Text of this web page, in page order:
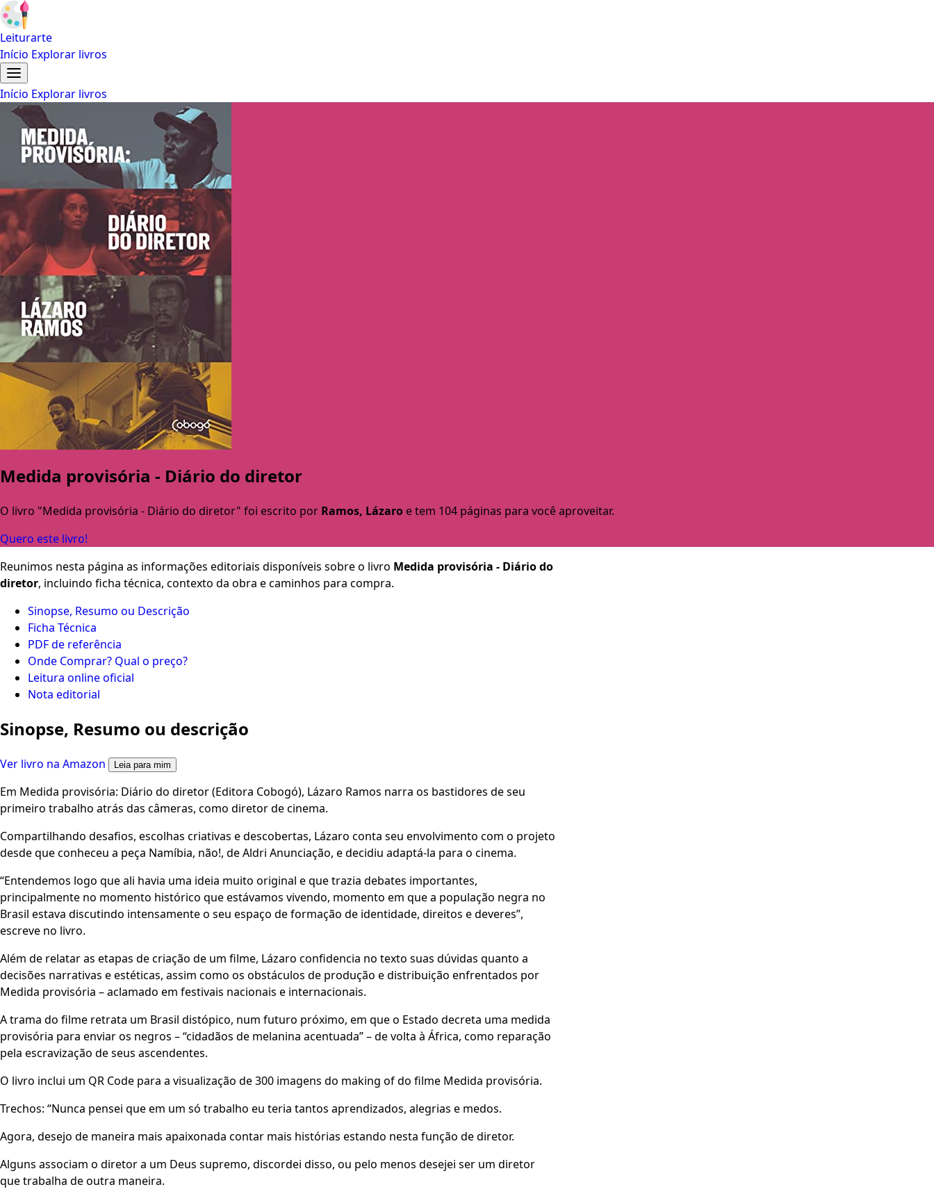
Leiturarte
Início Explorar livros
Início Explorar livros
Medida provisória - Diário do diretor
O livro "Medida provisória - Diário do diretor" foi escrito por Ramos, Lázaro e tem 104 páginas para você aproveitar.
Quero este livro!
Reunimos nesta página as informações editoriais disponíveis sobre o livro Medida provisória - Diário do
diretor, incluindo ficha técnica, contexto da obra e caminhos para compra.
Sinopse, Resumo ou Descrição
Ficha Técnica
PDF de referência
Onde Comprar? Qual o preço?
Leitura online oficial
Nota editorial
Sinopse, Resumo ou descrição
Ver livro na Amazon Leia para mim
Em Medida provisória: Diário do diretor (Editora Cobogó), Lázaro Ramos narra os bastidores de seu
primeiro trabalho atrás das câmeras, como diretor de cinema.
Compartilhando desafios, escolhas criativas e descobertas, Lázaro conta seu envolvimento com o projeto
desde que conheceu a peça Namíbia, não!, de Aldri Anunciação, e decidiu adaptá-la para o cinema.
“Entendemos logo que ali havia uma ideia muito original e que trazia debates importantes,
principalmente no momento histórico que estávamos vivendo, momento em que a população negra no
Brasil estava discutindo intensamente o seu espaço de formação de identidade, direitos e deveres”,
escreve no livro.
Além de relatar as etapas de criação de um filme, Lázaro confidencia no texto suas dúvidas quanto a
decisões narrativas e estéticas, assim como os obstáculos de produção e distribuição enfrentados por
Medida provisória – aclamado em festivais nacionais e internacionais.
A trama do filme retrata um Brasil distópico, num futuro próximo, em que o Estado decreta uma medida
provisória para enviar os negros – “cidadãos de melanina acentuada” – de volta à África, como reparação
pela escravização de seus ascendentes.
O livro inclui um QR Code para a visualização de 300 imagens do making of do filme Medida provisória.
Trechos: “Nunca pensei que em um só trabalho eu teria tantos aprendizados, alegrias e medos.
Agora, desejo de maneira mais apaixonada contar mais histórias estando nesta função de diretor.
Alguns associam o diretor a um Deus supremo, discordei disso, ou pelo menos desejei ser um diretor
que trabalha de outra maneira.